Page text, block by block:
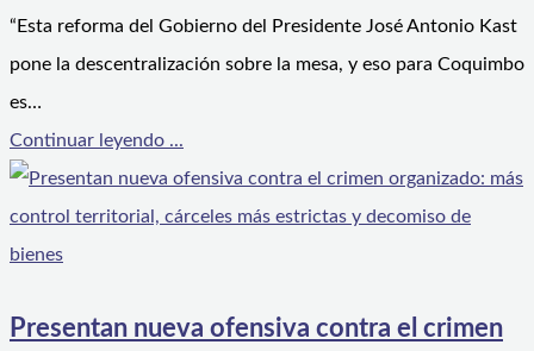
“Esta reforma del Gobierno del Presidente José Antonio Kast
pone la descentralización sobre la mesa, y eso para Coquimbo
es…
Continuar leyendo ...
Presentan nueva ofensiva contra el crimen